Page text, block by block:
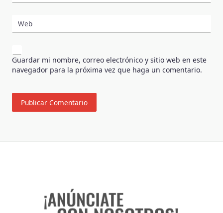
Web
Guardar mi nombre, correo electrónico y sitio web en este
navegador para la próxima vez que haga un comentario.